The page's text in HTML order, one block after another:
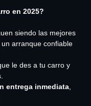
en 2025?
siendo las mejores
arranque confiable
le des a tu carro y
entrega inmediata,